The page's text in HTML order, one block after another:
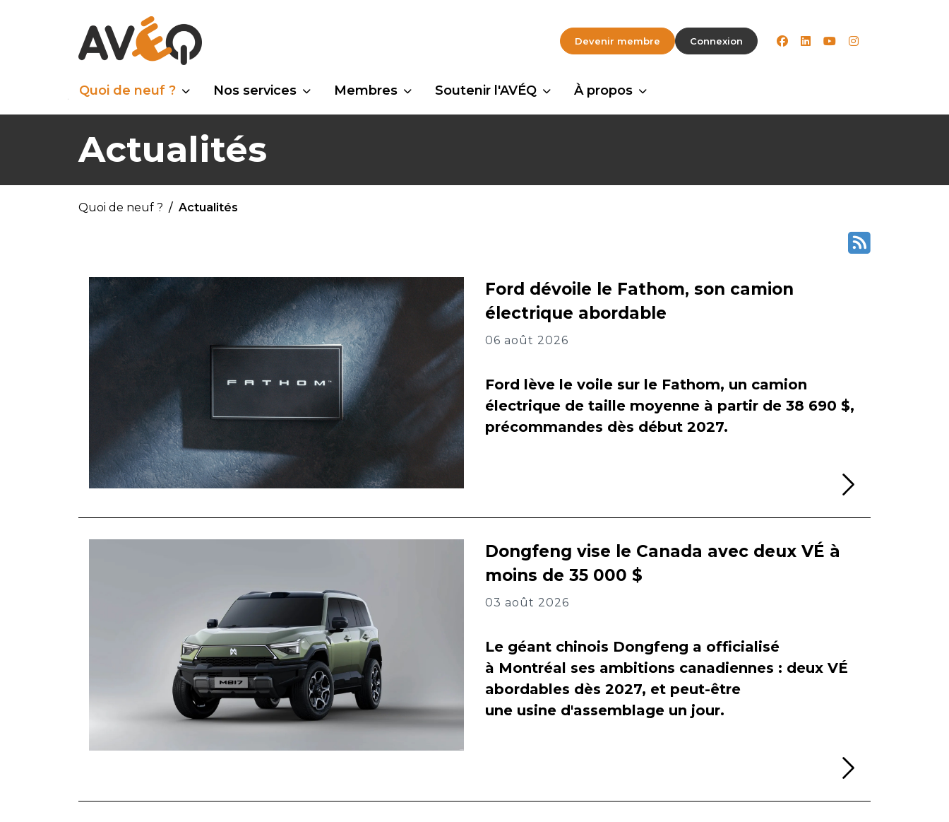
Devenir membre Connexion facebook
linkedinyoutubeinstagram
Quoi de neuf ? Nos services Membres Soutenir l'AVÉQ À propos
Actualités
Quoi de neuf ? Actualités
Ford dévoile le Fathom, son camion
électrique abordable
06 août 2026
Ford lève le voile sur le Fathom, un camion
électrique de taille moyenne à partir de 38 690 $,
précommandes dès début 2027.
Dongfeng vise le Canada avec deux VÉ à
moins de 35 000 $
03 août 2026
Le géant chinois Dongfeng a officialisé
à Montréal ses ambitions canadiennes : deux VÉ
abordables dès 2027, et peut-être
une usine d'assemblage un jour.